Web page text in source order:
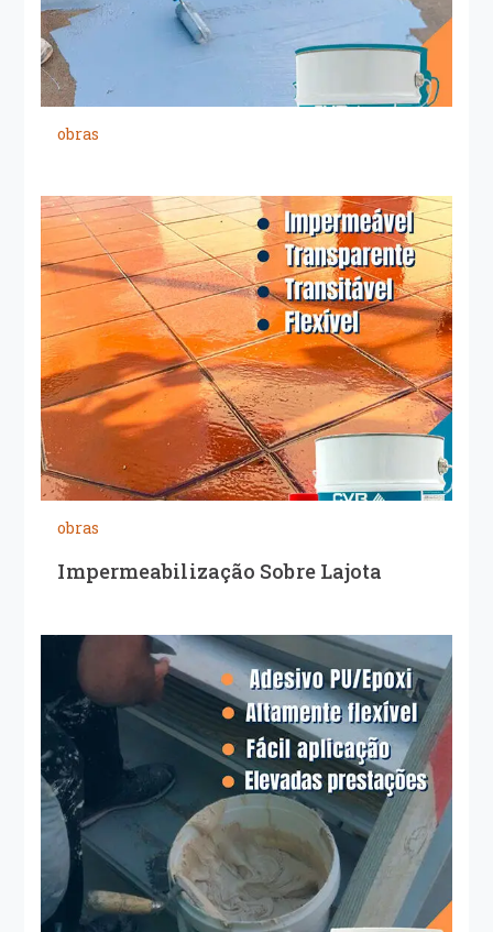
obras
obras
Impermeabilização Sobre Lajota